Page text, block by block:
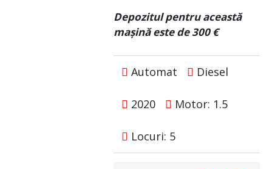
Depozitul pentru această
mașină este de 300 €
Automat Diesel
2020 Motor: 1.5
Locuri: 5